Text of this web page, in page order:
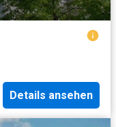
Details ansehen